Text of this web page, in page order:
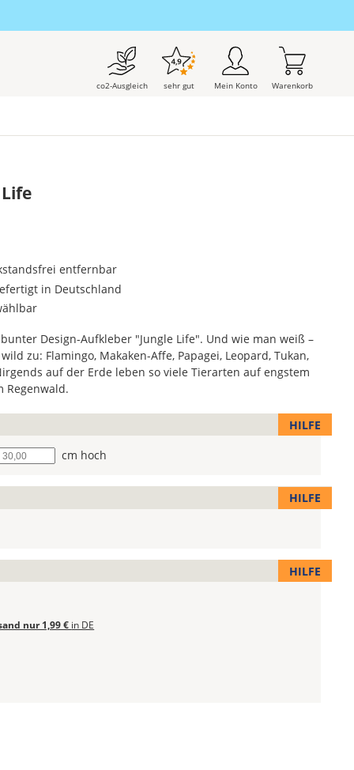
co2-Ausgleich sehr gut Mein Konto Warenkorb
entfernbar
in Deutschland
Design-Aufkleber "Jungle Life". Und wie man weiß –
zu: Flamingo, Makaken-Affe, Papagei, Leopard, Tukan,
auf der Erde leben so viele Tierarten auf engstem
Regenwald.
HILFE
cm hoch
HILFE
HILFE
nur 1,99 € in DE